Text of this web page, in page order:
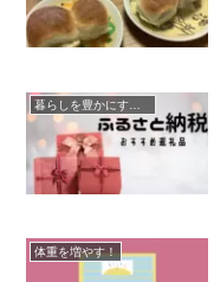
暮らしを豊かにするモノ
体重を増やす！